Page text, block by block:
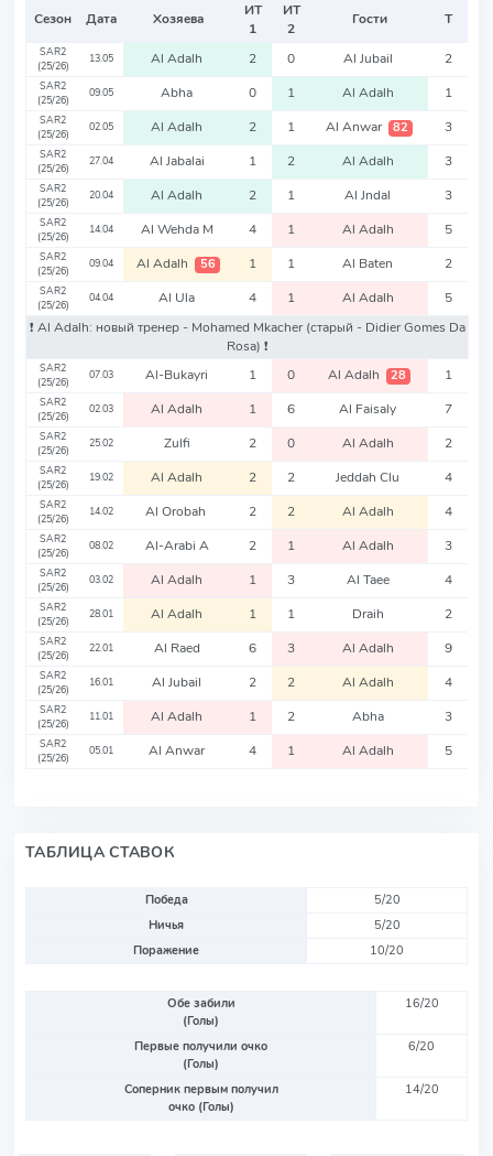
Сезон Дата Хозяева
ИТ
1
ИТ
2
Гости Т
SAR2
(25/26)
13.05 Al Adalh 2 0 Al Jubail 2
SAR2
(25/26)
09.05 Abha 0 1 Al Adalh 1
SAR2
(25/26)
02.05 Al Adalh 2 1 Al Anwar 82 3
SAR2
(25/26)
27.04 Al Jabalai 1 2 Al Adalh 3
SAR2
(25/26)
20.04 Al Adalh 2 1 Al Jndal 3
SAR2
(25/26)
14.04 Al Wehda M 4 1 Al Adalh 5
SAR2
(25/26)
09.04 Al Adalh 56 1 1 Al Baten 2
SAR2
(25/26)
04.04 Al Ula 4 1 Al Adalh
5
❗️ Al Adalh: новый тренер - Mohamed Mkacher(старый - Didier Gomes Da
Rosa) ❗️
SAR2
(25/26)
07.03 Al-Bukayri 1 0 Al Adalh 28 1
SAR2
(25/26)
02.03 Al Adalh 1 6 Al Faisaly 7
SAR2
(25/26)
25.02 Zulfi 2 0 Al Adalh 2
SAR2
(25/26)
19.02 Al Adalh 2 2 Jeddah Clu 4
SAR2
(25/26)
14.02 Al Orobah 2 2 Al Adalh 4
SAR2
(25/26)
08.02 Al-Arabi A 2 1 Al Adalh 3
SAR2
(25/26)
03.02 Al Adalh 1 3 Al Taee 4
SAR2
(25/26)
28.01 Al Adalh 1 1 Draih 2
SAR2
(25/26)
22.01 Al Raed 6 3 Al Adalh 9
SAR2
(25/26)
16.01 Al Jubail 2 2 Al Adalh 4
SAR2
(25/26)
11.01 Al Adalh 1 2 Abha 3
SAR2
(25/26)
05.01 Al Anwar 4 1 Al Adalh 5
ТАБЛИЦА СТАВОК
Победа
5/20
Ничья
5/20
Поражение
10/20
Обе забили
(Голы)
16/20
Первые получили очко
(Голы)
6/20
Соперник первым получил
очко (Голы)
14/20